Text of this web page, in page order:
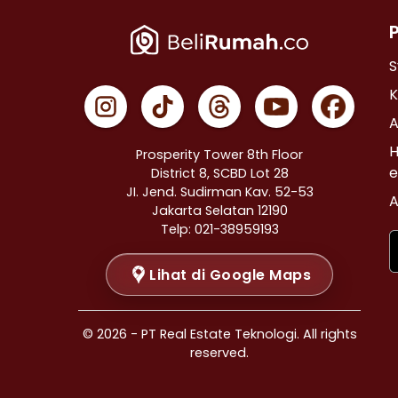
Properti Dijual di Johar Baru >
Properti Dijual di Menteng >
Properti Dijual di Tanah Abang >
Properti Dijual di Kramat >
Properti Dijual di Bendungan Hilir >
Properti Dijual di Jakarta Selatan >
Properti Dijual di Cilandak >
Properti Dijual di Gandaria Selatan >
Properti Dijual di Cipete Selatan >
Properti Dijual di Lenteng Agung >
Properti Dijual di Pondok Pinang >
Properti Dijual di Kebayoran Baru >
Properti Dijual di Mampang Prapatan >
Prosperity Tower 8th Floor
District 8, SCBD Lot 28
JI. Jend. Sudirman Kav. 52-53
Jakarta Selatan 12190
Telp: 021-38959193
Lihat di Google Maps
© 2026 - PT Real Estate Teknologi. All rights
reserved.